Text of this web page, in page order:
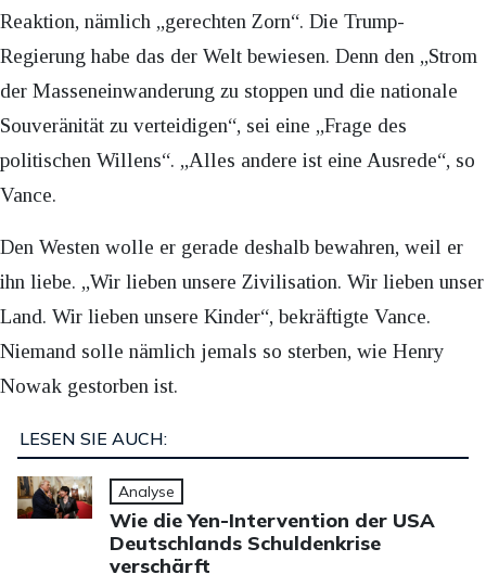
Reaktion, nämlich „gerechten Zorn“. Die Trump-
Regierung habe das der Welt bewiesen. Denn den „Strom
der Masseneinwanderung zu stoppen und die nationale
Souveränität zu verteidigen“, sei eine „Frage des
politischen Willens“. „Alles andere ist eine Ausrede“, so
Vance.
Den Westen wolle er gerade deshalb bewahren, weil er
ihn liebe. „Wir lieben unsere Zivilisation. Wir lieben unser
Land. Wir lieben unsere Kinder“, bekräftigte Vance.
Niemand solle nämlich jemals so sterben, wie Henry
Nowak gestorben ist.
LESEN SIE AUCH:
Analyse
Wie die Yen-Intervention der USA
Deutschlands Schuldenkrise
verschärft